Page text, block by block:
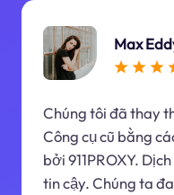
Max
Chúng tôi đã thay
Công cụ cũ bằng
bởi 911PROXY.
tin cậy. Chúng ta